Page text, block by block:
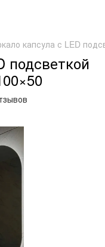
капсула с LED
подсветкой